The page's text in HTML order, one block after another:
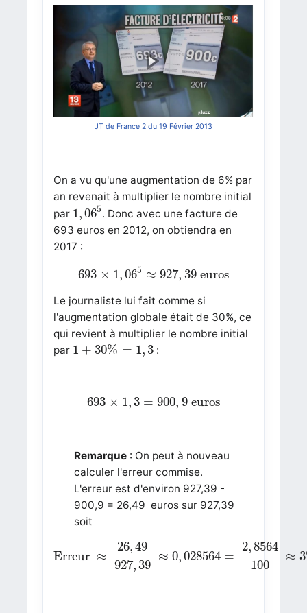
JT de France 2 du 19 Février 2013
On a vu qu'une augmentation de 6% par
an revenait à multiplier le nombre initial
par 1,065
1,065
. Donc avec une facture de
693 euros en 2012, on obtiendra en
2017 :
693 × 1,065 ≈ 927, 39 euros
693 1, 065 927,39
Le journaliste lui fait comme si
l'augmentation globale était de 30%, ce
qui revient à multiplier le nombre initial
par 1 + 30% = 1,3
1+30%= 3 :
693 × 1,3 = 900, 9 euros
693× 1 3= 900,9 euros
Remarque: On peut à nouveau
calculer l'erreur commise.
L'erreur est d'environ 927,39 -
900,9 = 26,49 euros sur 927,39
soit
Erreur ≈
26, 49
927,39
≈ 0,028564 =
2,8564
100
≈ 3
,49927 028564= 2,8564